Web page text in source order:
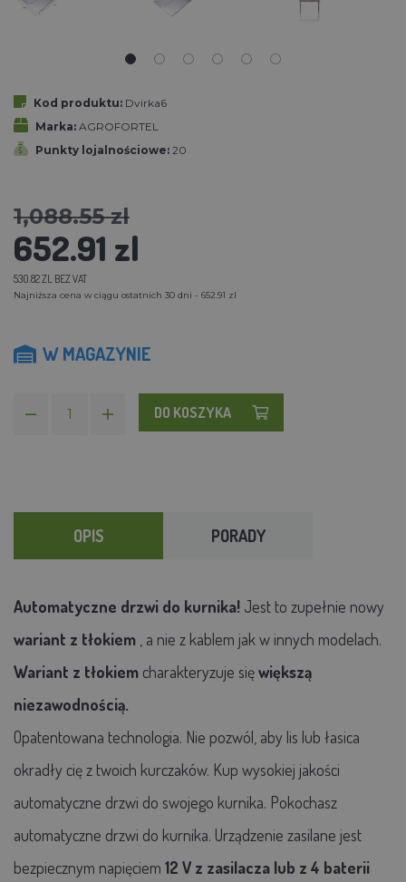
Kod produktu: Dvirka6
Marka: AGROFORTEL
Punkty lojalnościowe: 20
1,088.55 zl
652.91 zl
530.82 ZL BEZ VAT
Najniższa cena w ciągu ostatnich 30 dni - 652.91 zl
W MAGAZYNIE
DO KOSZYKA
OPIS PORADY
Automatyczne drzwi do kurnika! Jest to zupełnie nowy
wariant z tłokiem , a nie z kablem jak w innych modelach.
Wariant z tłokiem charakteryzuje sięwiększą
niezawodnością.
Opatentowana technologia. Nie pozwól, aby lis lub łasica
okradły cię z twoich kurczaków. Kup wysokiej jakości
automatyczne drzwi do swojego kurnika. Pokochasz
automatyczne drzwi do kurnika. Urządzenie zasilane jest
bezpiecznym napięciem 12 V z zasilacza lub z 4 baterii